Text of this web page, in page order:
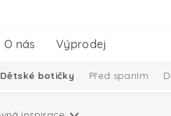
O nás Výprodej
Dětské botičky Před spaním